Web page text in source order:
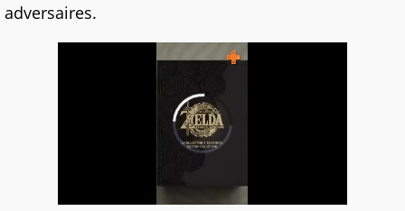
adversaires.